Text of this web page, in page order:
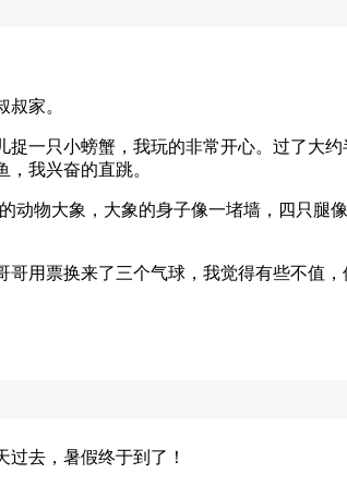
家。
只小螃蟹，我玩的非常开心。过了大约
我兴奋的直跳。
物大象，大象的身子像一堵墙，四只腿
票换来了三个气球，我觉得有些不值，
去，暑假终于到了！